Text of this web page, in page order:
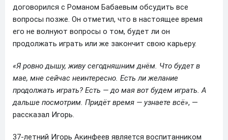
договорился с Романом Бабаевым обсудить все
вопросы позже. Он отметил, что в настоящее время
его не волнуют вопросы о том, будет ли он
продолжать играть или же закончит свою карьеру.
«Я ровно дышу, живу сегодняшним днём. Что будет в
мае, мне сейчас неинтересно. Есть ли желание
продолжать играть? Есть — до мая вот будем играть. А
дальше посмотрим. Придёт время — узнаете всё», —
рассказал Игорь.
37-летний Игорь Акинфеев является воспитанником